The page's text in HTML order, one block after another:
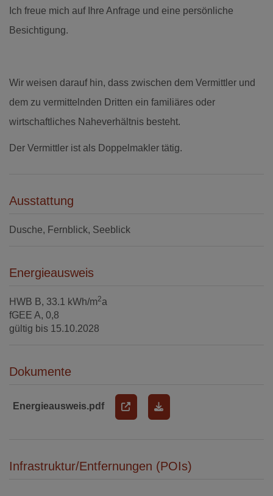
Ich freue mich auf Ihre Anfrage und eine persönliche
Besichtigung.
Wir weisen darauf hin, dass zwischen dem Vermittler und
dem zu vermittelnden Dritten ein familiäres oder
wirtschaftliches Naheverhältnis besteht.
Der Vermittler ist als Doppelmakler tätig.
Ausstattung
Dusche Fernblick Seeblick
Energieausweis
HWB B, 33.1 kWh/m2a
fGEE A, 0,8
gültig bis 15.10.2028
Dokumente
Energieausweis.pdf
Infrastruktur/Entfernungen (POIs)